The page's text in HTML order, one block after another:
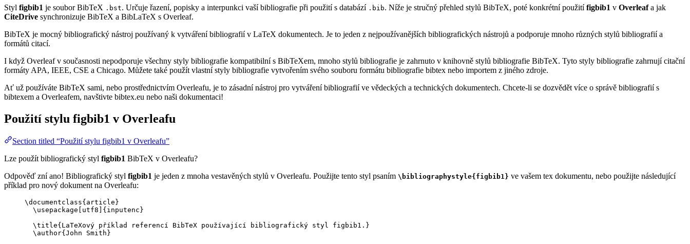
Styl figbib1 je soubor BibTeX .bst. Určuje řazení, popisky a interpunkci vaší bibliografie při použití s databází .bib. Níže je stručný přehled stylů BibTeX, poté konkrétní použitífigbib1 v Overleafa jak
CiteDrive synchronizuje BibTeX a BibLaTeX s Overleaf.
BibTeX je mocný bibliografický nástroj používaný k vytváření bibliografií v LaTeX dokumentech. Je to jeden z nejpoužívanějších bibliografických nástrojů a podporuje mnoho různých stylů bibliografií a
formátů citací.
I když Overleaf v současnosti nepodporuje všechny styly bibliografie kompatibilní s BibTeXem, mnoho stylů bibliografie je zahrnuto v knihovně stylů bibliografie BibTeX. Tyto styly bibliografie zahrnují citační
formáty APA, IEEE, CSE a Chicago. Můžete také použít vlastní styly bibliografie vytvořením svého souboru formátu bibliografie bibtex nebo importem z jiného zdroje.
Ať už používáte BibTeX sami, nebo prostřednictvím Overleafu, je to zásadní nástroj pro vytváření bibliografií ve vědeckých a technických dokumentech. Chcete-li se dozvědět více o správě bibliografií s
bibtexem a Overleafem, navštivte bibtex.eu nebo naši dokumentaci!
Použití stylu figbib1 v Overleafu
Section titled “Použití stylu figbib1 v Overleafu”
Lze použít bibliografický styl figbib1 BibTeX v Overleafu?
Odpověď zní ano! Bibliografický styl figbib1 je jeden z mnoha vestavěných stylů v Overleafu. Použijte tento styl psaním \bibliographystyle{figbib1} ve vašem tex dokumentu, nebo použijte následující
příklad pro nový dokument na Overleafu:
\documentclass{ article }
\usepackage
utf8 ]{ inputenc }
\title{LaTeXový příklad referencí BibTeX používající bibliografický styl figbib1.}
\author{John Smith}